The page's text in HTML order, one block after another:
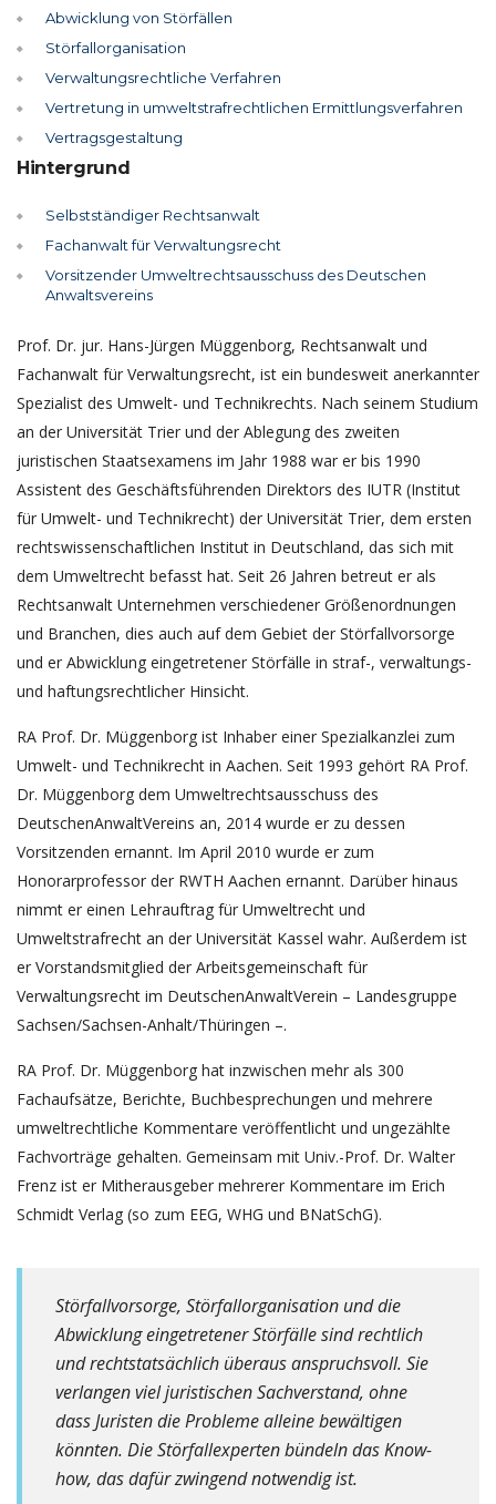
Abwicklung von Störfällen
Störfallorganisation
Verwaltungsrechtliche Verfahren
Vertretung in umweltstrafrechtlichen Ermittlungsverfahren
Vertragsgestaltung
Hintergrund
Selbstständiger Rechtsanwalt
Fachanwalt für Verwaltungsrecht
Vorsitzender Umweltrechtsausschuss des Deutschen
Anwaltsvereins
Prof. Dr. jur. Hans-Jürgen Müggenborg, Rechtsanwalt und
Fachanwalt für Verwaltungsrecht, ist ein bundesweit anerkannter
Spezialist des Umwelt- und Technikrechts. Nach seinem Studium
an der Universität Trier und der Ablegung des zweiten
juristischen Staatsexamens im Jahr 1988 war er bis 1990
Assistent des Geschäftsführenden Direktors des IUTR (Institut
für Umwelt- und Technikrecht) der Universität Trier, dem ersten
rechtswissenschaftlichen Institut in Deutschland, das sich mit
dem Umweltrecht befasst hat. Seit 26 Jahren betreut er als
Rechtsanwalt Unternehmen verschiedener Größenordnungen
und Branchen, dies auch auf dem Gebiet der Störfallvorsorge
und er Abwicklung eingetretener Störfälle in straf-, verwaltungs-
und haftungsrechtlicher Hinsicht.
RA Prof. Dr. Müggenborg ist Inhaber einer Spezialkanzlei zum
Umwelt- und Technikrecht in Aachen. Seit 1993 gehört RA Prof.
Dr. Müggenborg dem Umweltrechtsausschuss des
DeutschenAnwaltVereins an, 2014 wurde er zu dessen
Vorsitzenden ernannt. Im April 2010 wurde er zum
Honorarprofessor der RWTH Aachen ernannt. Darüber hinaus
nimmt er einen Lehrauftrag für Umweltrecht und
Umweltstrafrecht an der Universität Kassel wahr. Außerdem ist
er Vorstandsmitglied der Arbeitsgemeinschaft für
Verwaltungsrecht im DeutschenAnwaltVerein – Landesgruppe
Sachsen/Sachsen-Anhalt/Thüringen –.
RA Prof. Dr. Müggenborg hat inzwischen mehr als 300
Fachaufsätze, Berichte, Buchbesprechungen und mehrere
umweltrechtliche Kommentare veröffentlicht und ungezählte
Fachvorträge gehalten. Gemeinsam mit Univ.-Prof. Dr. Walter
Frenz ist er Mitherausgeber mehrerer Kommentare im Erich
Schmidt Verlag (so zum EEG, WHG und BNatSchG).
Störfallvorsorge, Störfallorganisation und die
Abwicklung eingetretener Störfälle sind rechtlich
und rechtstatsächlich überaus anspruchsvoll. Sie
verlangen viel juristischen Sachverstand, ohne
dass Juristen die Probleme alleine bewältigen
könnten. Die Störfallexperten bündeln das Know-
how, das dafür zwingend notwendig ist.